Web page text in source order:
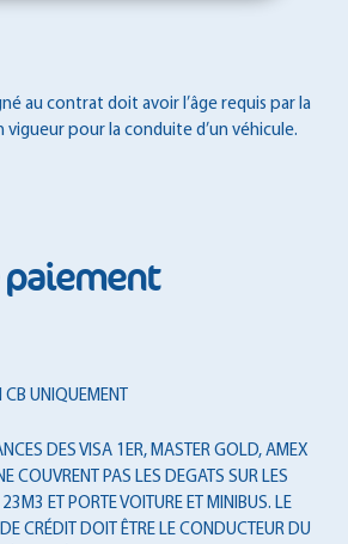
au contrat doit avoir l’âge requis par la
pour la conduite d’un véhicule.
paiement
UNIQUEMENT
DES VISA 1ER, MASTER GOLD, AMEX
COUVRENT PAS LES DEGATS SUR LES
ET PORTE VOITURE ET MINIBUS. LE
CRÉDIT DOIT ÊTRE LE CONDUCTEUR DU